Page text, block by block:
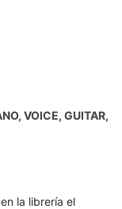
VOICE, GUITAR,
la librería el